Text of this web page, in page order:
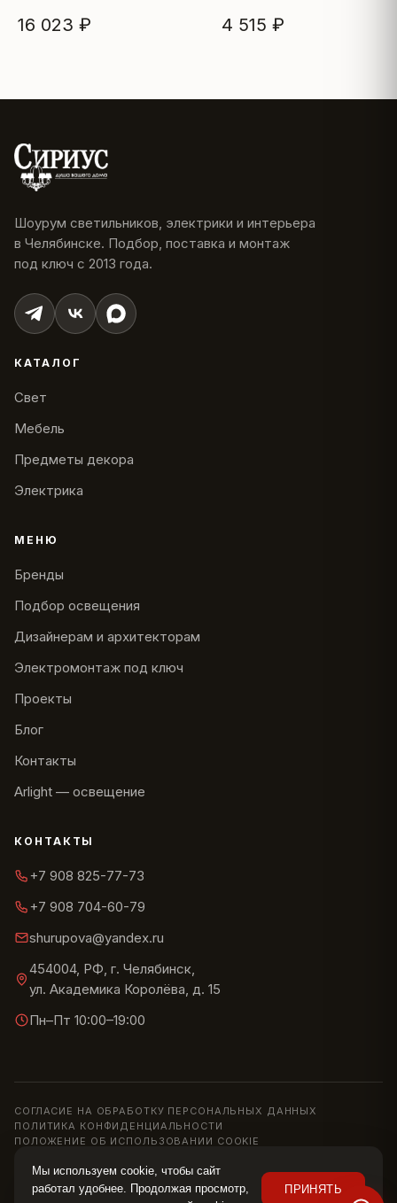
16 023 ₽ 4 515 ₽
Шоурум светильников, электрики и интерьера
в Челябинске. Подбор, поставка и монтаж
под ключ с 2013 года.
КАТАЛОГ
Свет
Мебель
Предметы декора
Электрика
МЕНЮ
Бренды
Подбор освещения
Дизайнерам и архитекторам
Электромонтаж под ключ
Проекты
Блог
Контакты
Arlight — освещение
КОНТАКТЫ
+7 908 825-77-73
+7 908 704-60-79
shurupova@yandex.ru
454004, РФ, г. Челябинск,
ул. Академика Королёва, д. 15
Пн–Пт 10:00–19:00
СОГЛАСИЕ НА ОБРАБОТКУ ПЕРСОНАЛЬНЫХ ДАННЫХ
ПОЛИТИКА КОНФИДЕНЦИАЛЬНОСТИ
ПОЛОЖЕНИЕ ОБ ИСПОЛЬЗОВАНИИ COOKIE
Информация на сайте носит справочный характер и не является
публичной офертой (ст. 437 ГК РФ). Цены, наличие и характеристики
Мы используем cookie, чтобы сайт
работал удобнее. Продолжая просмотр,
ПРИНЯТЬ